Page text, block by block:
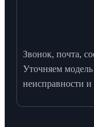
Звонок, почта,
Уточняем
неисправности